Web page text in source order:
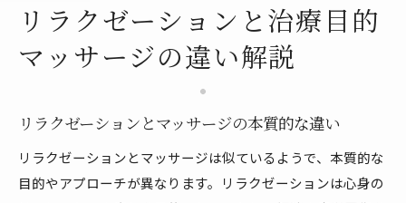
リラクゼーションと治療目的
マッサージの違い解説
リラクゼーションとマッサージの本質的な違い
リラクゼーションとマッサージは似ているようで、本質的な
目的やアプローチが異なります。リラクゼーションは心身の